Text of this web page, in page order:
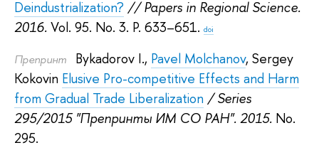
Deindustrialization? // Papers in Regional Science.
2016. Vol. 95. No. 3. P. 633–651. doi
Препринт Bykadorov I., Pavel Molchanov, Sergey
Kokovin Elusive Pro-competitive Effects and Harm
from Gradual Trade Liberalization / Series
295/2015 "Препринты ИМ СО РАН". 2015. No.
295.